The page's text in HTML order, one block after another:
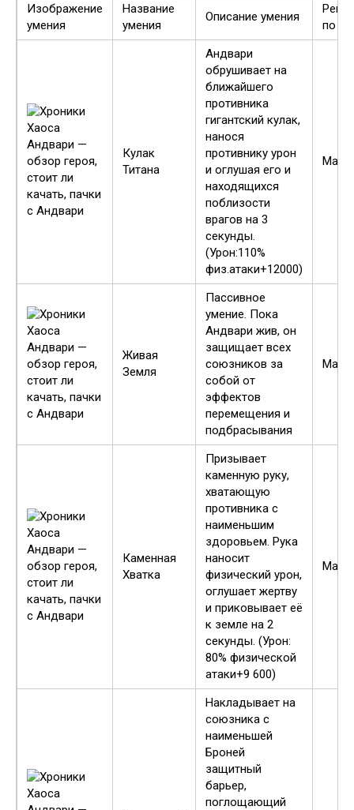
Изображение
умения
Название
умения
Описание умения
по
Кулак
Титана
Андвари
обрушивает на
ближайшего
противника
гигантский кулак,
нанося
противнику урон
и оглушая его и
находящихся
поблизости
врагов на 3
секунды.
(Урон:110%
физ.атаки+12000)
Живая
Земля
Пассивное
умение. Пока
Андвари жив, он
защищает всех
союзников за
собой от
эффектов
перемещения и
подбрасывания
Каменная
Хватка
Призывает
каменную руку,
хватающую
противника с
наименьшим
здоровьем. Рука
наносит
физический урон,
оглушает жертву
и приковывает её
к земле на 2
секунды. (Урон:
80% физической
атаки+9 600)
Накладывает на
союзника с
наименьшей
Броней
защитный
барьер,
поглощающий